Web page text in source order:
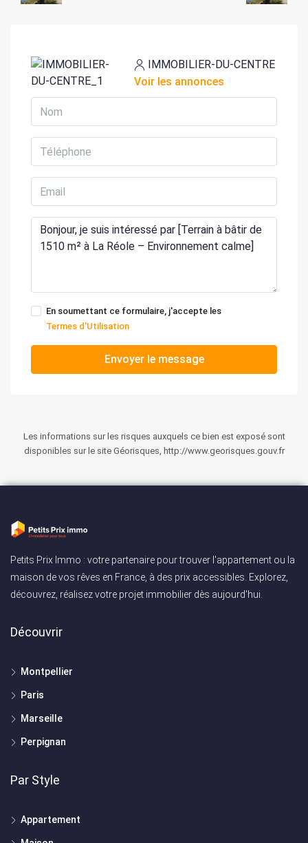
IMMOBILIER-DU-CENTRE
Voir les annonces
En soumettant ce formulaire, j'accepte les
Termes d'Utilisation
Envoyer le message
Les informations sur les risques auxquels ce bien est exposé sont
disponibles sur le site Géorisques, http://www.georisques.gouv.fr
Petits Prix Immo : votre partenaire pour trouver l'appartement ou la
maison de vos rêves en France, à des prix accessibles. Explorez,
découvrez, réalisez votre projet immobilier dès aujourd'hui.
Découvrir
Montpellier
Paris
Marseille
Perpignan
Par Style
Appartement